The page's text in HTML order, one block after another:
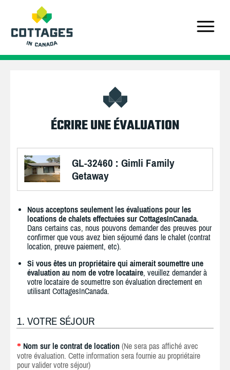
ÉCRIRE UNE ÉVALUATION
GL-32460 : Gimli Family
Getaway
Nous acceptons seulement les évaluations pour les
locations de chalets effectuées sur CottagesInCanada.
Dans certains cas, nous pouvons demander des preuves pour
confirmer que vous avez bien séjourné dans le chalet (contrat
location, preuve paiement, etc).
Si vous êtes un propriétaire qui aimerait soumettre une
évaluation au nom de votre locataire, veuillez demander à
votre locataire de soumettre son évaluation directement en
utilisant CottagesInCanada.
1. VOTRE SÉJOUR
* Nom sur le contrat de location (Ne sera pas affiché avec
votre évaluation. Cette information sera fournie au propriétaire
pour valider votre séjour)